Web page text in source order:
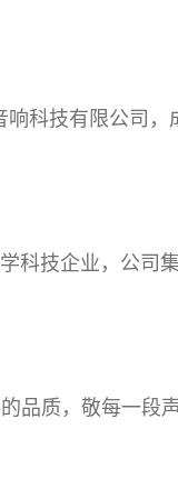
响科技有限公司
科技企业，公司
品质，敬每一